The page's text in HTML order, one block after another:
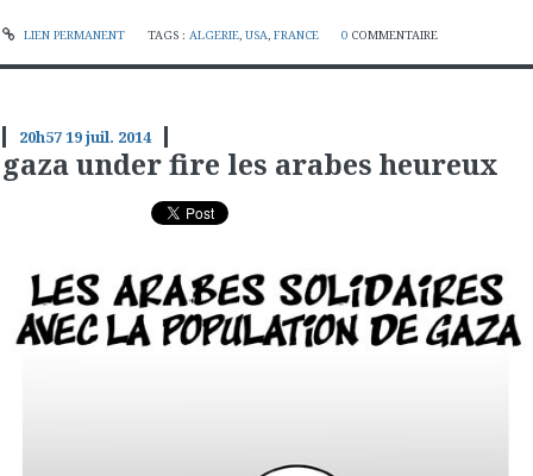
LIEN PERMANENT TAGS : ALGERIE, USA, FRANCE 0 COMMENTAIRE
20h5719juil. 2014
gaza under fire les arabes heureux